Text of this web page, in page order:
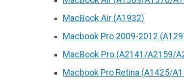
MacBook Air (A1932)
Macbook Pro 2009-2012
MacBook Pro (А2141/А2159/
Macbook Pro Retina (А1425/